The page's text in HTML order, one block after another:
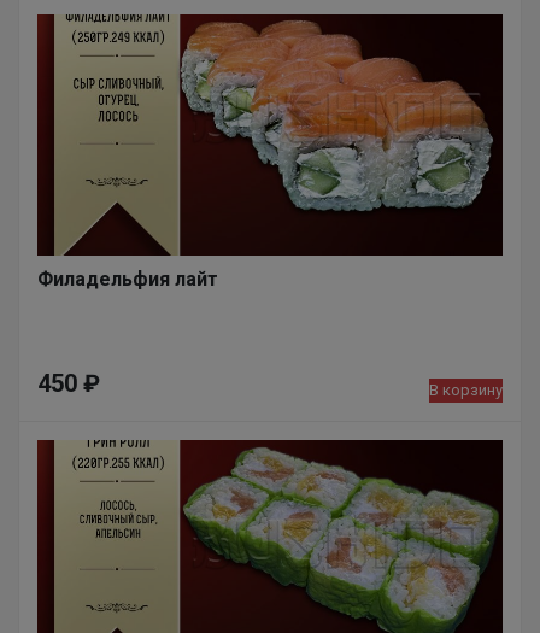
Филадельфия лайт
450 ₽ В корзину